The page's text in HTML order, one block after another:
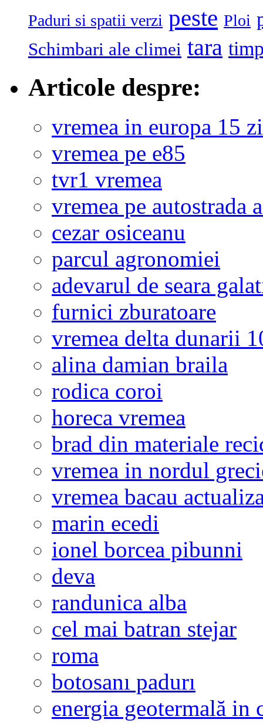
Paduri si spatii verzi peste Ploi
Schimbari ale climei tara
Articole despre:
vremea in europa 15
vremea pe e85
tvr1 vremea
vremea pe autostrada
cezar osiceanu
parcul agronomiei
adevarul de seara
furnici zburatoare
vremea delta dunarii
alina damian braila
rodica coroi
horeca vremea
brad din materiale
vremea in nordul
vremea bacau
marin ecedi
ionel borcea pibunni
deva
randunica alba
cel mai batran stejar
roma
botosanı padurı
energia geotermală in